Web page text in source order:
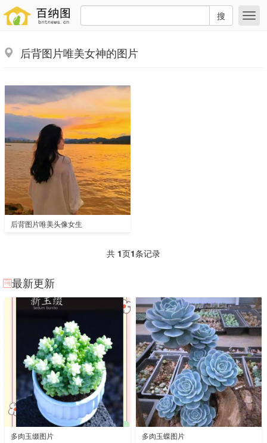
搜
后背图片唯美女神的图片
后背图片唯美头像女生
共 1页1条记录
最新更新
多肉玉缀图片 多肉玉蝶图片